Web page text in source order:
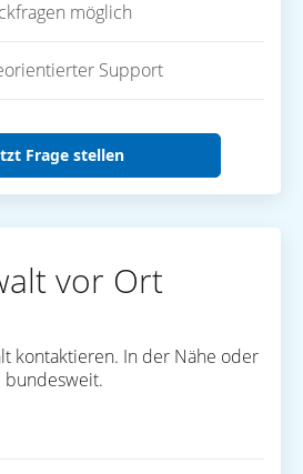
möglich
Support
Frage stellen
vor Ort
kontaktieren. In der Nähe oder
bundesweit.